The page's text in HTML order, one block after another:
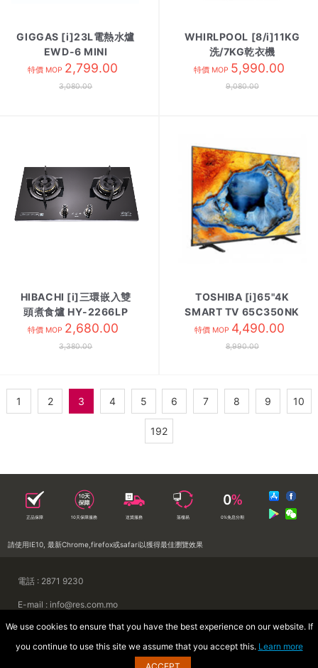
GIGGAS [i]23L電熱水爐
EWD-6 MINI
特價 MOP 2,799.00
3,080.00
WHIRLPOOL [8/i]11KG
洗/7KG乾衣機
WWEB11702GG
特價 MOP 5,990.00
9,080.00
HIBACHI [i]三環嵌入雙
頭煮食爐 HY-2266LP
特價 MOP 2,680.00
3,380.00
TOSHIBA [i]65"4K
SMART TV 65C350NK
特價 MOP 4,490.00
8,990.00
1 2 3 4 5 6 7 8 9 10
192
正品保障 10天保障服務 送貨服務 落樓易 0%免息分期
請使用IE10, 最新Chrome,firefox或safari以獲得最佳瀏覽效果
電話 : 2871 9230
E-mail : info@res.com.mo
地址 : 澳門慕拉士前地來來集團大廈
Copyright © 2026 澳門來來電器廣場
We use cookies to ensure that you have the best experience on our website. If
you continue to use this site we assume that you accept this. Learn more